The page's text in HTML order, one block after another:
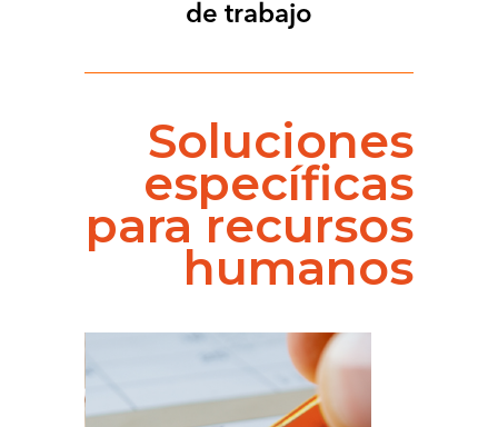
de trabajo
Soluciones
específicas
para recursos
humanos